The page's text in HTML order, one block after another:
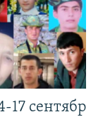
17 сентябр